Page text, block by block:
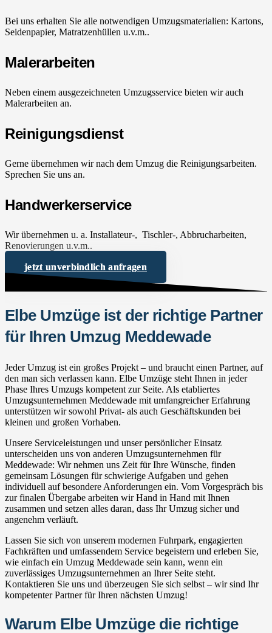
Bei uns erhalten Sie alle notwendigen Umzugsmaterialien: Kartons,
Seidenpapier, Matratzenhüllen u.v.m..
Malerarbeiten
Neben einem ausgezeichneten Umzugsservice bieten wir auch
Malerarbeiten an.
Reinigungsdienst
Gerne übernehmen wir nach dem Umzug die Reinigungsarbeiten.
Sprechen Sie uns an.
Handwerkerservice
Wir übernehmen u. a. Installateur-, Tischler-, Abbrucharbeiten,
Renovierungen u.v.m..
jetzt unverbindlich anfragen
Elbe Umzüge ist der richtige Partner
für Ihren Umzug Meddewade
Jeder Umzug ist ein großes Projekt – und braucht einen Partner, auf
den man sich verlassen kann. Elbe Umzüge steht Ihnen in jeder
Phase Ihres Umzugs kompetent zur Seite. Als etabliertes
Umzugsunternehmen Meddewade mit umfangreicher Erfahrung
unterstützen wir sowohl Privat- als auch Geschäftskunden bei
kleinen und großen Vorhaben.
Unsere Serviceleistungen und unser persönlicher Einsatz
unterscheiden uns von anderen Umzugsunternehmen für
Meddewade: Wir nehmen uns Zeit für Ihre Wünsche, finden
gemeinsam Lösungen für schwierige Aufgaben und gehen
individuell auf besondere Anforderungen ein. Vom Vorgespräch bis
zur finalen Übergabe arbeiten wir Hand in Hand mit Ihnen
zusammen und setzen alles daran, dass Ihr Umzug sicher und
angenehm verläuft.
Lassen Sie sich von unserem modernen Fuhrpark, engagierten
Fachkräften und umfassendem Service begeistern und erleben Sie,
wie einfach ein Umzug Meddewade sein kann, wenn ein
zuverlässiges Umzugsunternehmen an Ihrer Seite steht.
Kontaktieren Sie uns und überzeugen Sie sich selbst – wir sind Ihr
kompetenter Partner für Ihren nächsten Umzug!
Warum Elbe Umzüge die richtige